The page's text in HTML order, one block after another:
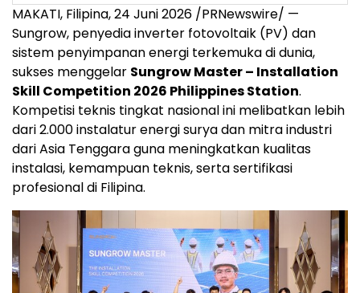
MAKATI, Filipina,24 Juni 2026 /PRNewswire/ —
Sungrow, penyedia inverter fotovoltaik (PV) dan
sistem penyimpanan energi terkemuka di dunia,
sukses menggelar Sungrow Master – Installation
Skill Competition 2026 Philippines Station.
Kompetisi teknis tingkat nasional ini melibatkan lebih
dari 2.000 instalatur energi surya dan mitra industri
dari Asia Tenggara guna meningkatkan kualitas
instalasi, kemampuan teknis, serta sertifikasi
profesional di Filipina.